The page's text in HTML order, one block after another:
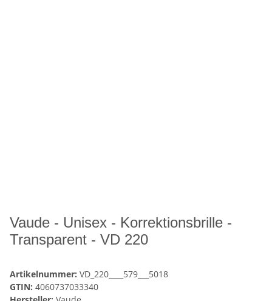
Vaude - Unisex - Korrektionsbrille -
Transparent - VD 220
Artikelnummer: VD_220____579___5018
GTIN: 4060737033340